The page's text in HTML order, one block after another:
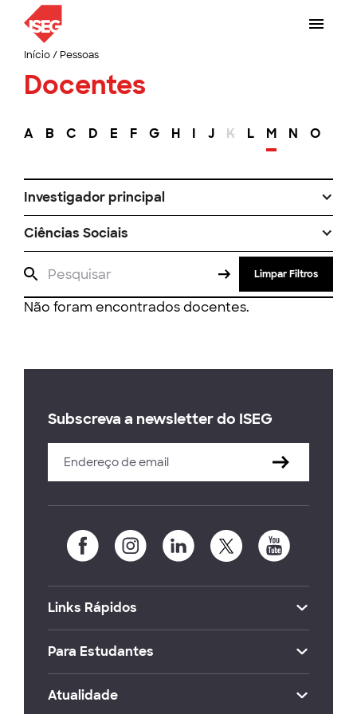
Início/ Pessoas
Docentes
A B C D E F G H I J K L M N O
Investigador principal
Ciências Sociais
Limpar Filtros
Não foram encontrados docentes.
Subscreva a newsletter do ISEG
Links Rápidos
Para Estudantes
Atualidade